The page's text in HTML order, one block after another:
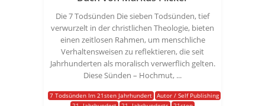
Die 7 Todsünden Die sieben Todsünden, tief
verwurzelt in der christlichen Theologie, bieten
einen zeitlosen Rahmen, um menschliche
Verhaltensweisen zu reflektieren, die seit
Jahrhunderten als moralisch verwerflich gelten.
Diese Sünden – Hochmut, ...
7 Todsünden Im 21sten Jahrhundert
Autor / Self Publishing